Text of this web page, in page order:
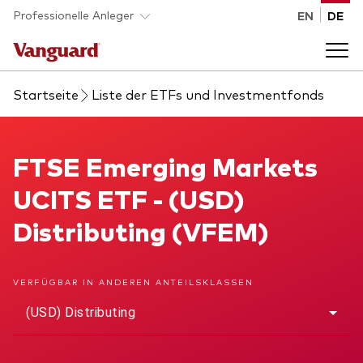
Skip to main content
Professionelle Anleger EN DE
Fonds und ETFs
Liste aller Vanguard Fonds und ETFs
Analysen und Events
Back to main menu
Beraterplattform
Entdecken Sie Vanguard 365
Über uns
Startseite Liste der ETFs und Investmentfonds
FTSE Emerging Markets UCITS ETF
FTSE Emerging Markets
UCITS ETF - (USD)
Distributing (VFEM)
VERFÜGBAR IN ANDEREN ANTEILSKLASSEN
(USD) Distributing